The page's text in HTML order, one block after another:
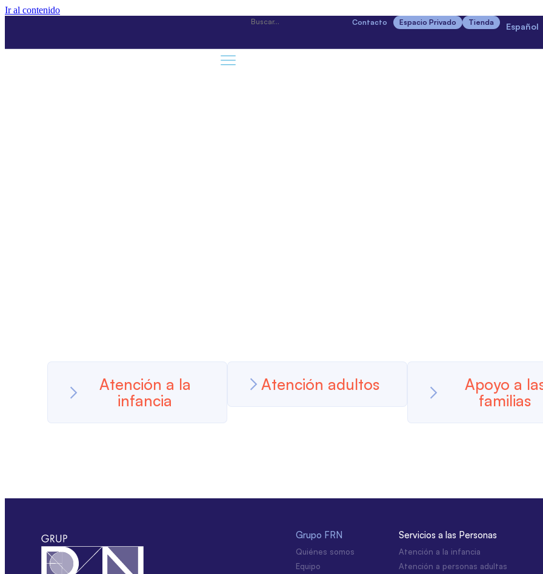
Ir al contenido
Contacto Espacio Privado Tienda Español
Atención a la
infancia
Atención adultos
Apoyo a
familias
Grupo FRN
Quiénes somos
Equipo
Servicios a las Personas
Atención a la infancia
Atención a personas adultas